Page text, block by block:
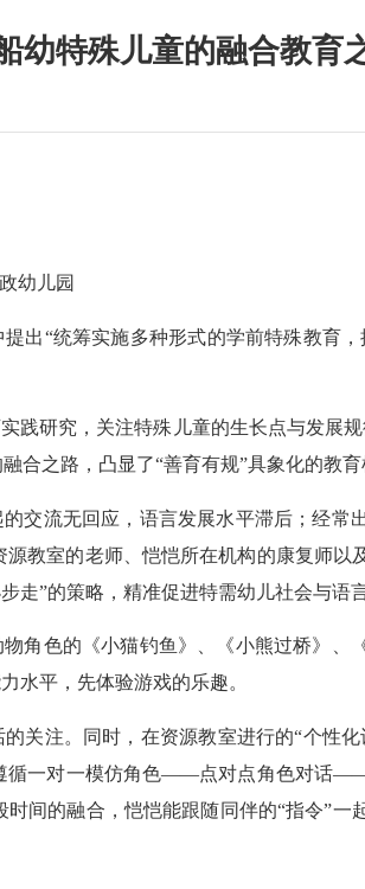
特殊儿童的融合教育
幼儿园
出“统筹实施多种形式的学前特殊教育
研究，关注特殊儿童的生长点与发展
合之路，凸显了“善育有规”具象化的教育
交流无回应，语言发展水平滞后；经常
教室的老师、恺恺所在机构的康复师以
走”的策略，精准促进特需幼儿社会与语
角色的《小猫钓鱼》、《小熊过桥》、
水平，先体验游戏的乐趣。
关注。同时，在资源教室进行的“个性
循一对一模仿角色——点对点角色对话
间的融合，恺恺能跟随同伴的“指令”一